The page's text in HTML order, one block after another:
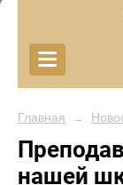
Главная →
нашей